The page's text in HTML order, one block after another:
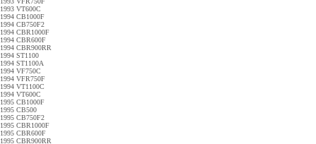
1993 VT600C
1994 CB1000F
1994 CB750F2
1994 CBR1000F
1994 CBR600F
1994 CBR900RR
1994 ST1100
1994 ST1100A
1994 VF750C
1994 VFR750F
1994 VT1100C
1994 VT600C
1995 CB1000F
1995 CB500
1995 CB750F2
1995 CBR1000F
1995 CBR600F
1995 CBR900RR